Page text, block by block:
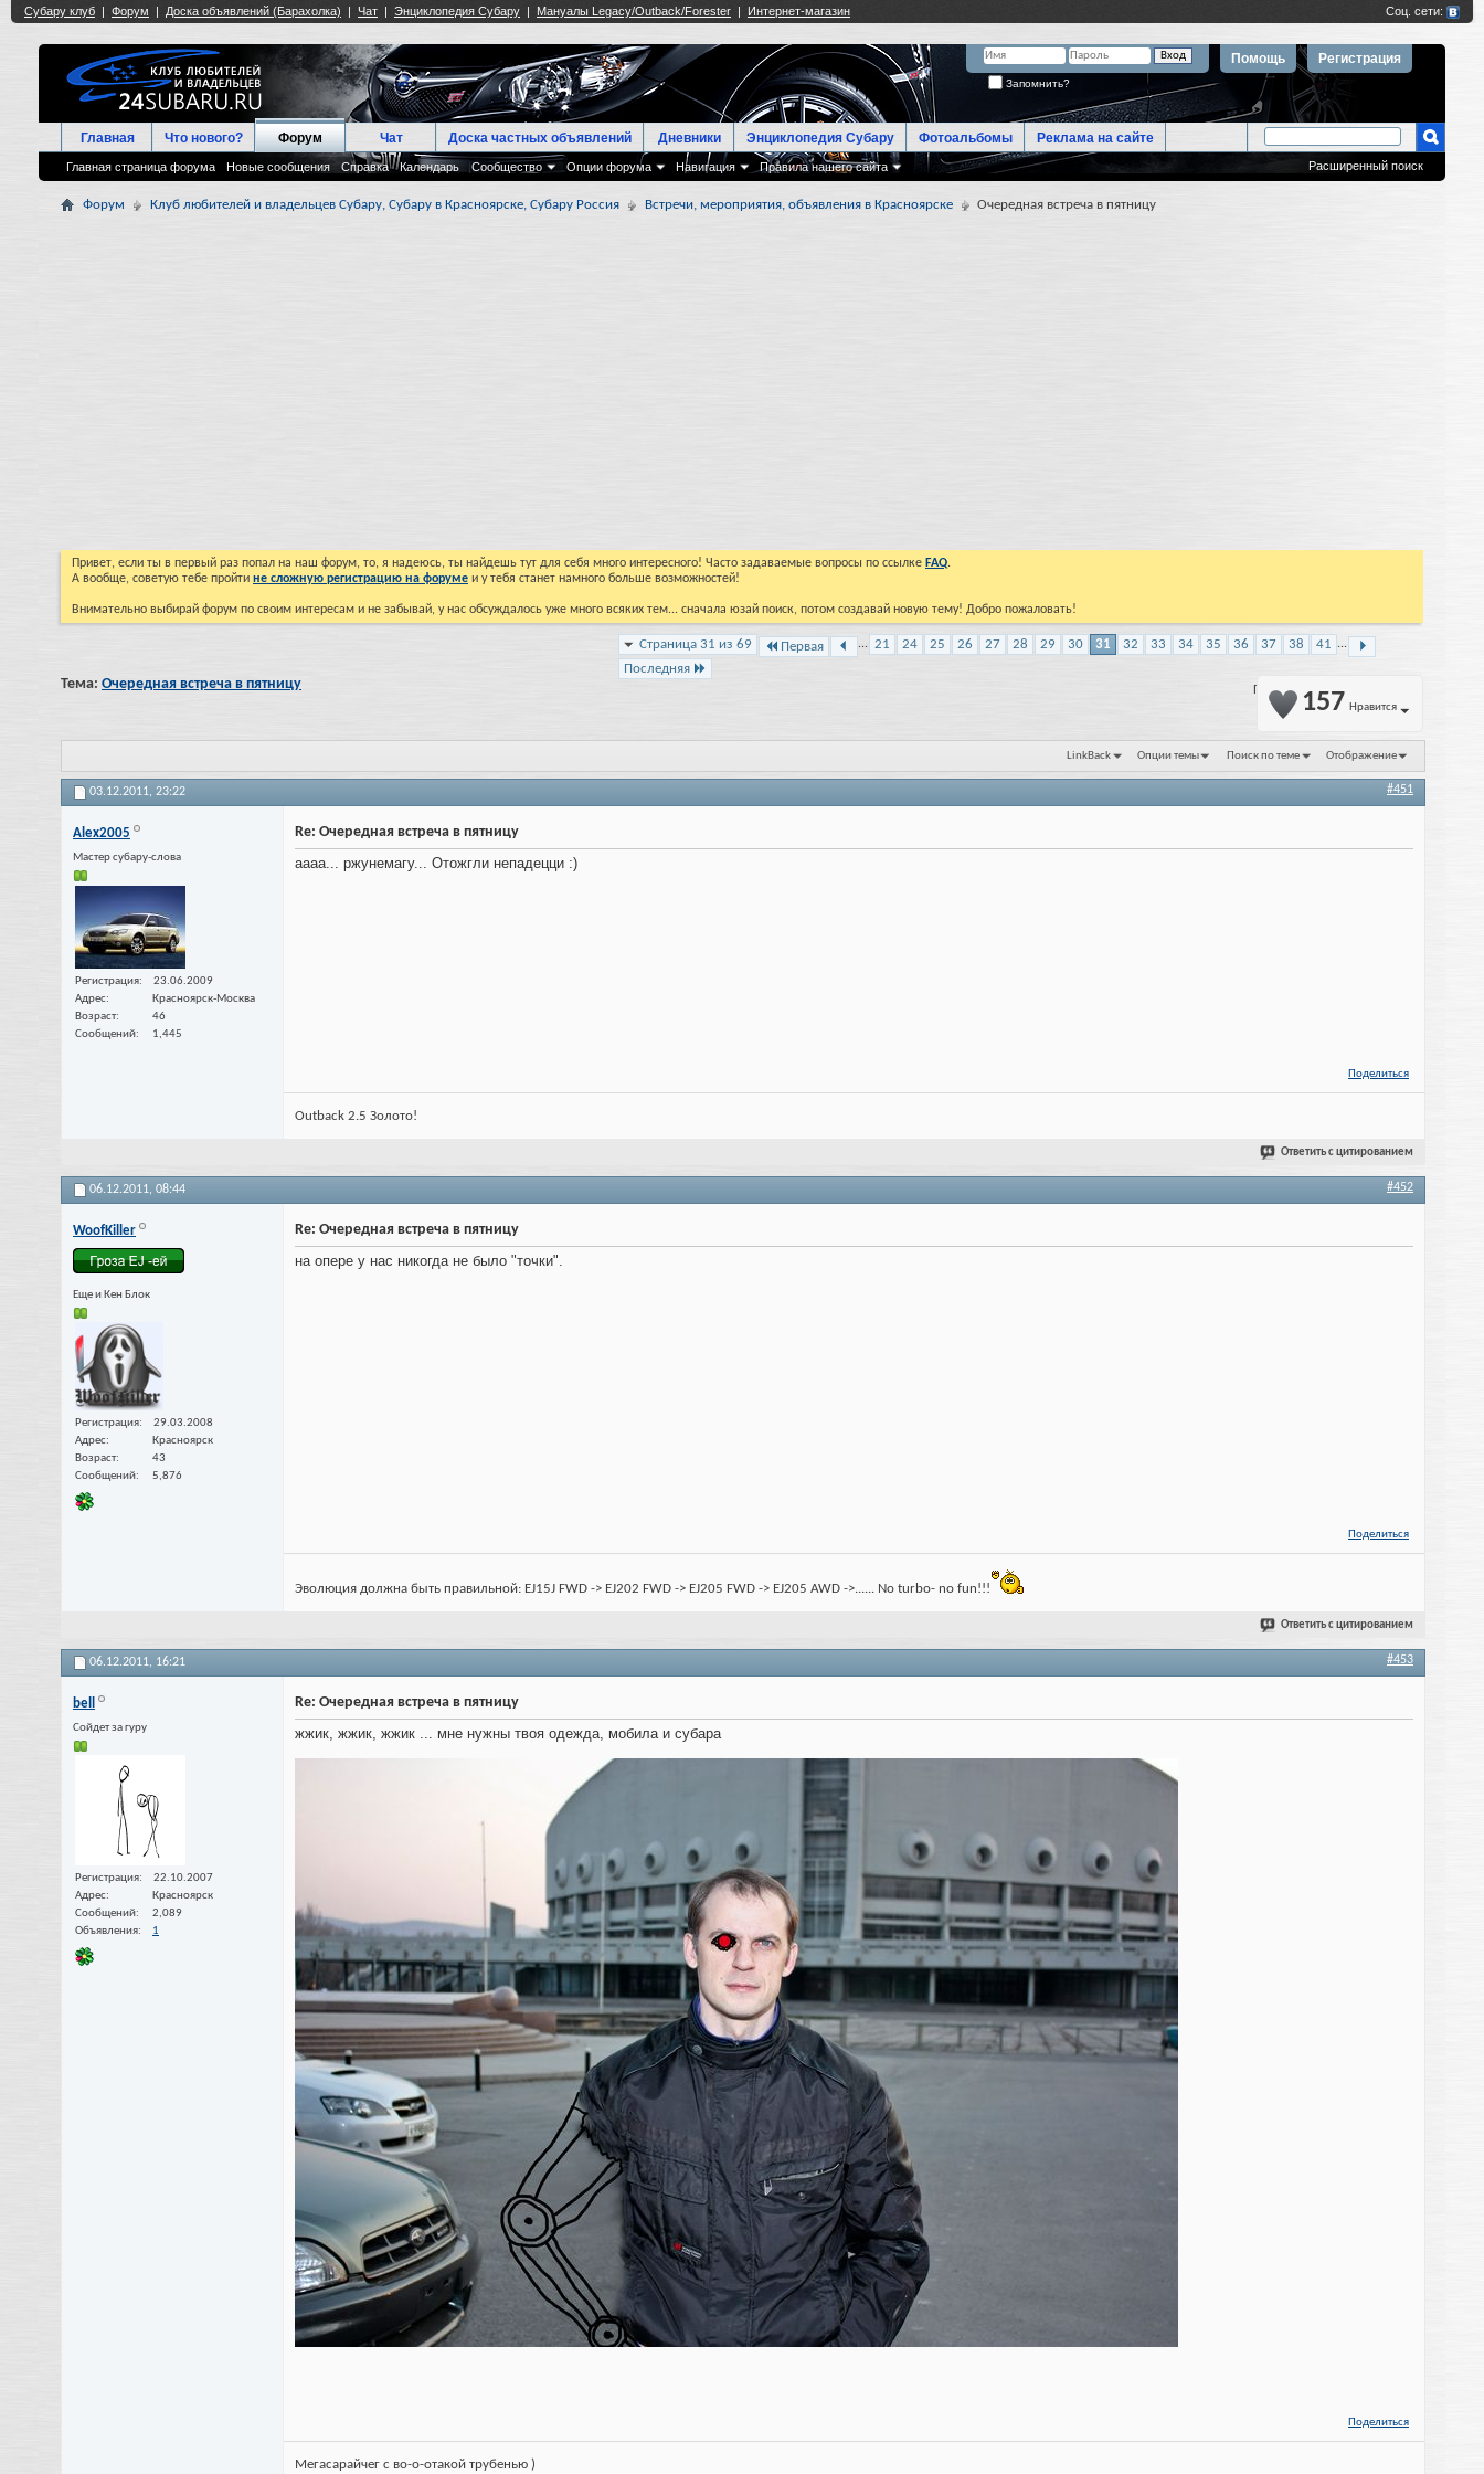
Регистрация
Помощь
Запомнить?
Главная Что нового? Форум
Главная страница форума Новые сообщения Справка Календарь Сообщество Опции форума Навигация Правила нашего сайта
Чат Доска частных объявлений Дневники Энциклопедия Субару Фотоальбомы Реклама на сайте
Расширенный поиск
Форум Клуб любителей и владельцев Субару, Субару в Красноярске, Субару Россия Встречи, мероприятия, объявления в Красноярске Очередная встреча в пятницу
Привет, если ты в первый раз попал на наш форум, то, я надеюсь, ты найдешь тут для себя много интересного! Часто задаваемые вопросы по ссылке FAQ.
А вообще, советую тебе пройти не сложную регистрацию на форуме и у тебя станет намного больше возможностей!
Внимательно выбирай форум по своим интересам и не забывай, у нас обсуждалось уже много всяких тем... сначала юзай поиск, потом создавай новую тему! Добро пожаловать!
Страница 31 из 69 Первая ... 21 24 25 26 27 28 29 30 31 32 33 34 35 36 37 38 41 ...
Последняя
Показано с 451 по 465 из 1021
157 Нравится
Тема: Очередная встреча в пятницу
LinkBack Опции темы Поиск по теме Отображение
03.12.2011, 23:22 #451
Alex2005
Мастер субару-слова
Регистрация
23.06.2009
Адрес
Красноярск-Москва
Возраст
46
Сообщений
1,445
Re: Очередная встреча в пятницу
аааа... ржунемагу... Отожгли непадецци :)
Поделиться
Outback 2.5 Золото!
Ответить с цитированием
06.12.2011, 08:44 #452
WoofKiller
Еще и Кен Блок
Регистрация
29.03.2008
Адрес
Красноярск
Возраст
43
Сообщений
5,876
Re: Очередная встреча в пятницу
на опере у нас никогда не было "точки".
Поделиться
Эволюция должна быть правильной: EJ15J FWD -> EJ202 FWD -> EJ205 FWD -> EJ205 AWD ->...... No turbo- no fun!!!
Ответить с цитированием
06.12.2011, 16:21 #453
bell
Сойдет за гуру
Регистрация
22.10.2007
Адрес
Красноярск
Сообщений
2,089
Объявления
1
Re: Очередная встреча в пятницу
жжик, жжик, жжик ... мне нужны твоя одежда, мобила и субара
Поделиться
Мегасарайчег с во-о-отакой трубенью )